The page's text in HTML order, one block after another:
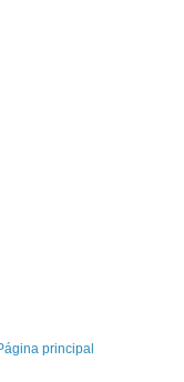
principal